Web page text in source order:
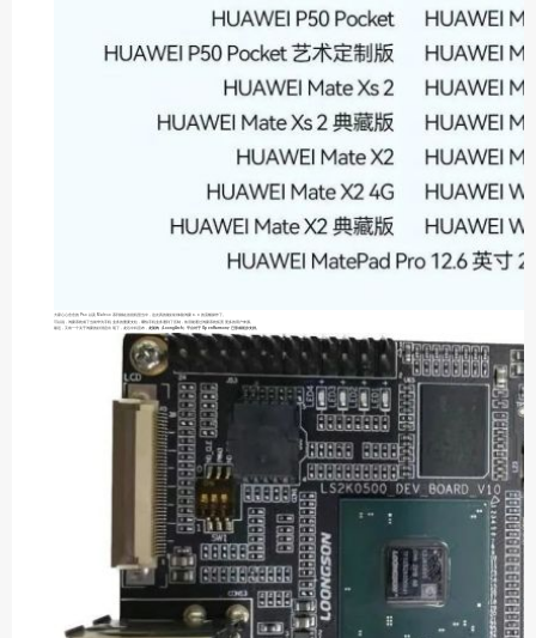
大家心心念念的 P50 以及 Mate40 系列都在首批机型当中，这次真的能好好体验鸿蒙 3.0 的流畅操作了。
可以说，鸿蒙系统成了当前华为手机业务的重要支柱，哪怕手机业务遭到了压制，依旧能通过鸿蒙系统拓宽更多的用户来源。
最近，又有一个关于鸿蒙的好消息出现了，龙芯中科宣布， 龙架构（LoongArch）平台对于 OpenHarmony 已形成初步支持。